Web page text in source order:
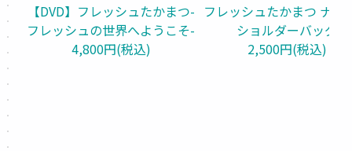
【DVD】フレッシュたかまつ-
フレッシュの世界へようこそ-
4,800円(税込)
フレッシュたかまつ ナイ
ショルダーバッグ
2,500円(税込)